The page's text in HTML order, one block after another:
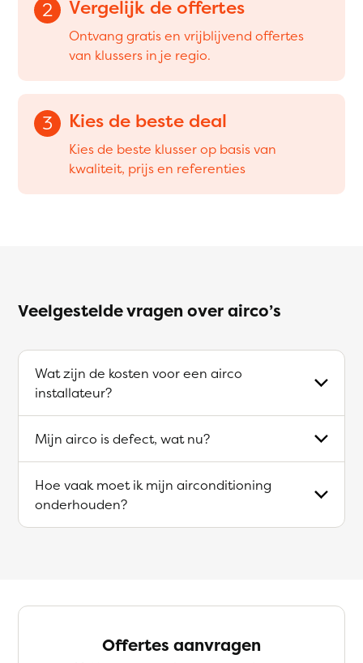
2 Vergelijk de offertes
Ontvang gratis en vrijblijvend offertes
van klussers in je regio.
3 Kies de beste deal
Kies de beste klusser op basis van
kwaliteit, prijs en referenties
Veelgestelde vragen over airco’s
Wat zijn de kosten voor een airco
installateur?
Mijn airco is defect, wat nu?
Hoe vaak moet ik mijn airconditioning
onderhouden?
Offertes aanvragen